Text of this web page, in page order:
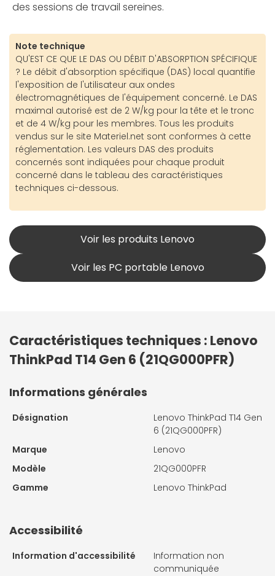
des sessions de travail sereines.
Note technique
QU'EST CE QUE LE DAS OU DÉBIT D'ABSORPTION SPÉCIFIQUE
? Le débit d'absorption spécifique (DAS) local quantifie
l'exposition de l'utilisateur aux ondes
électromagnétiques de l'équipement concerné. Le DAS
maximal autorisé est de 2 W/kg pour la tête et le tronc
et de 4 W/kg pour les membres. Tous les produits
vendus sur le site Materiel.net sont conformes à cette
réglementation. Les valeurs DAS des produits
concernés sont indiquées pour chaque produit
concerné dans le tableau des caractéristiques
techniques ci-dessous.
Voir les produits Lenovo
Voir les PC portable Lenovo
Caractéristiques techniques : Lenovo
ThinkPad T14 Gen 6 (21QG000PFR)
Informations générales
Désignation
Lenovo ThinkPad T14 Gen
6 (21QG000PFR)
Marque
Lenovo
Modèle
21QG000PFR
Gamme
Lenovo ThinkPad
Accessibilité
Information d'accessibilité
Information non
communiquée